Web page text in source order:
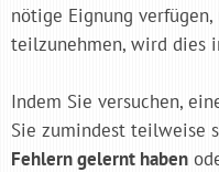
nötige Eignung
teilzunehmen, wird dies
Indem Sie versuchen,
Sie zumindest teilweise
Fehlern gelernt haben